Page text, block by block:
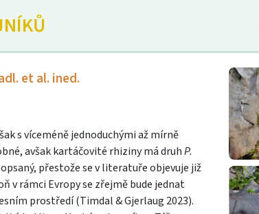
et al. ined.
s víceméně jednoduchými až mírně
avšak kartáčovité rhiziny má druhP.
přestože se v literatuře objevuje již
v rámci Evropy se zřejmě bude jednat
prostředí (Timdal & Gjerlaug 2023).